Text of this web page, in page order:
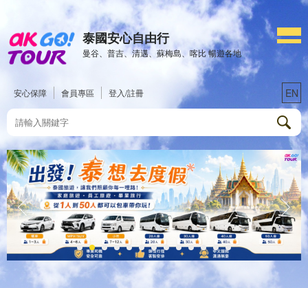
泰國安心自由行
曼谷、普吉、清邁、蘇梅島、喀比 暢遊各地
安心保障 會員專區 登入/註冊 EN